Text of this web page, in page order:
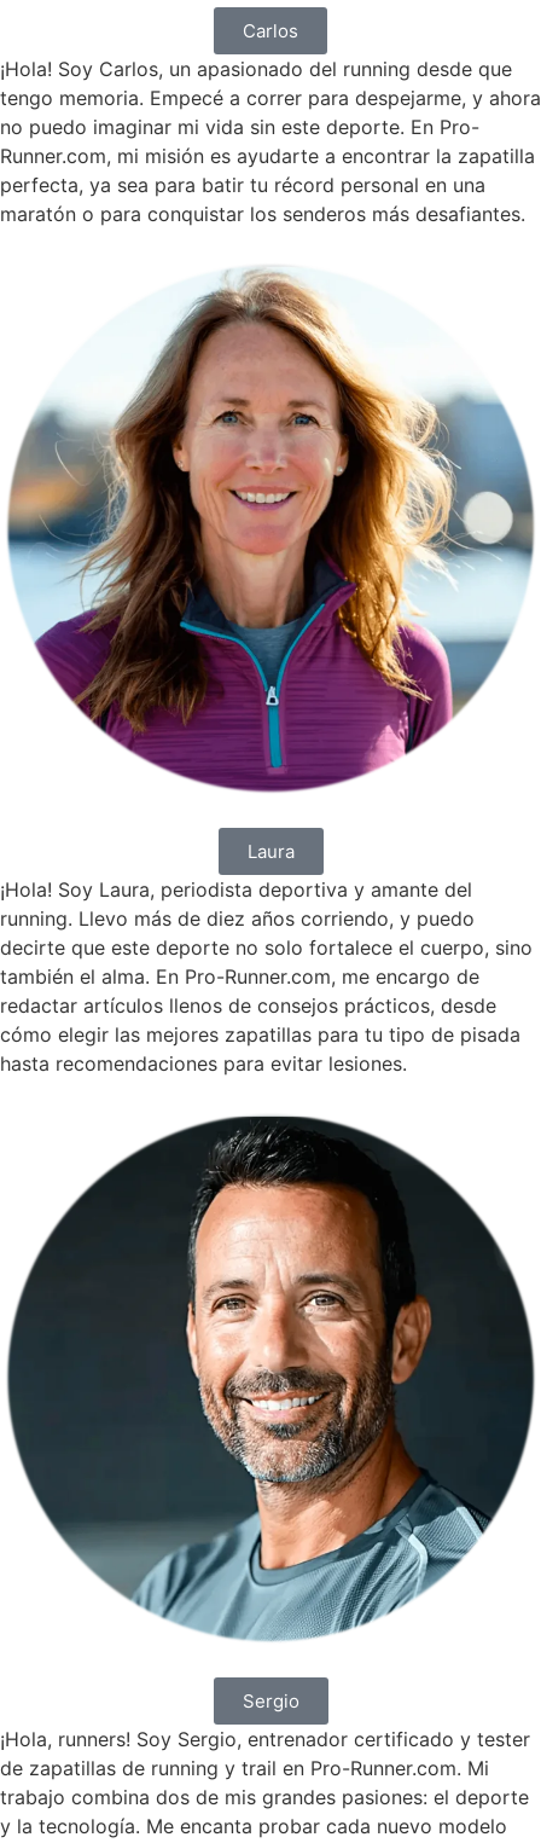
Carlos
¡Hola! Soy Carlos, un apasionado del running desde que
tengo memoria. Empecé a correr para despejarme, y ahora
no puedo imaginar mi vida sin este deporte. En Pro-
Runner.com, mi misión es ayudarte a encontrar la zapatilla
perfecta, ya sea para batir tu récord personal en una
maratón o para conquistar los senderos más desafiantes.
Laura
¡Hola! Soy Laura, periodista deportiva y amante del
running. Llevo más de diez años corriendo, y puedo
decirte que este deporte no solo fortalece el cuerpo, sino
también el alma. En Pro-Runner.com, me encargo de
redactar artículos llenos de consejos prácticos, desde
cómo elegir las mejores zapatillas para tu tipo de pisada
hasta recomendaciones para evitar lesiones.
Sergio
¡Hola, runners! Soy Sergio, entrenador certificado y tester
de zapatillas de running y trail en Pro-Runner.com. Mi
trabajo combina dos de mis grandes pasiones: el deporte
y la tecnología. Me encanta probar cada nuevo modelo